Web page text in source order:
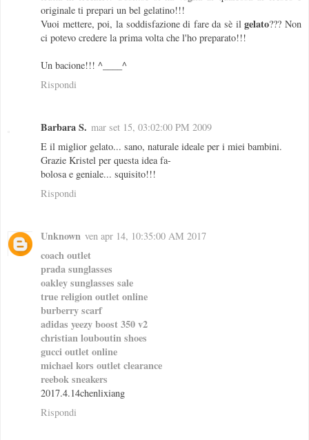
originale ti prepari un bel gelatino!!!
Vuoi mettere, poi, la soddisfazione di fare da sè ilgelato??? Non
ci potevo credere la prima volta che l'ho preparato!!!
Un bacione!!! ^____^
Rispondi
Barbara S. mar set 15, 03:02:00 PM 2009
E il miglior gelato... sano, naturale ideale per i miei bambini.
Grazie Kristel per questa idea fa-
bolosa e geniale... squisito!!!
Rispondi
Unknown ven apr 14, 10:35:00 AM 2017
coach outlet
prada sunglasses
oakley sunglasses sale
true religion outlet online
burberry scarf
adidas yeezy boost 350 v2
christian louboutin shoes
gucci outlet online
michael kors outlet clearance
reebok sneakers
2017.4.14chenlixiang
Rispondi